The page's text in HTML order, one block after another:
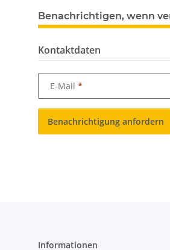
Benachrichtigen, wenn
Kontaktdaten
E-Mail
Benachrichtigung anfordern
Informationen